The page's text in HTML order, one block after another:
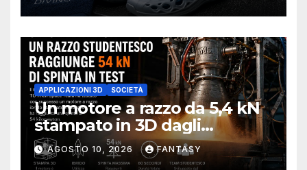
APPLICAZIONI 3D SOCIETÀ
Un motore a razzo da 5,4 kN
stampato in 3D dagli
studenti della University of
Melbourne
AGOSTO 10, 2026 FANTASY